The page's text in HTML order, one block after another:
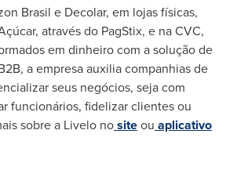
Brasil e Decolar, em lojas físicas,
através do PagStix, e na CVC,
em dinheiro com a solução de
a empresa auxilia companhias de
seus negócios, seja com
funcionários, fidelizar clientes ou
sobre a Livelo nositeou aplicativo